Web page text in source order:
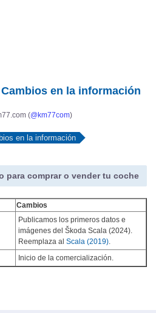
Cambios en la información
(@km77com)
en la información
para comprar o vender tu coche
Cambios
Publicamos los primeros datos e
imágenes del Škoda Scala (2024).
Reemplaza al Scala (2019).
Inicio de la comercialización.